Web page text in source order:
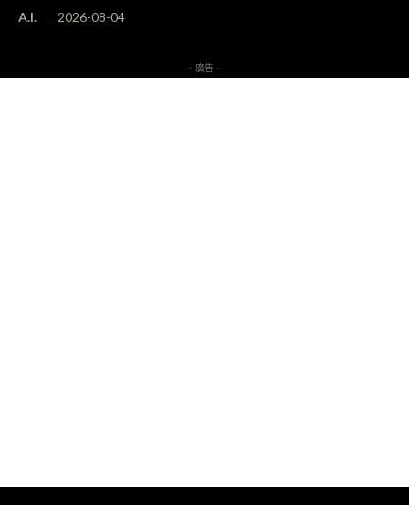
A.I. 2026-08-04
- 廣告 -